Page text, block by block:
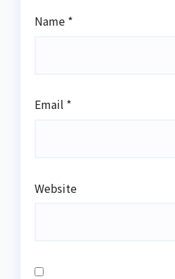
Name *
Email *
Website